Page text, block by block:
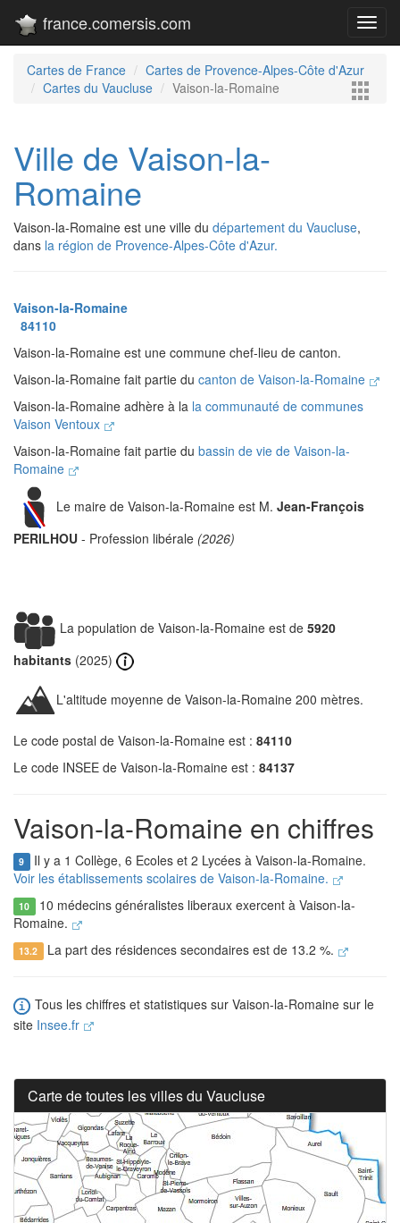
france.comersis.com
Cartes de France
Cartes de Provence-Alpes-Côte d'Azur
Cartes du Vaucluse
Vaison-la-Romaine
Ville de Vaison-la-
Romaine
Vaison-la-Romaine est une ville du département du Vaucluse,
dans la région de Provence-Alpes-Côte d'Azur.
Vaison-la-Romaine
84110
Vaison-la-Romaine est une commune chef-lieu de canton.
Vaison-la-Romaine fait partie du canton de Vaison-la-Romaine
Vaison-la-Romaine adhère à la la communauté de communes
Vaison Ventoux
Vaison-la-Romaine fait partie du bassin de vie de Vaison-la-
Romaine
Le maire de Vaison-la-Romaine est M. Jean-François
PERILHOU - Profession libérale (2026)
La population de Vaison-la-Romaine est de 5920
habitants (2025)
L'altitude moyenne de Vaison-la-Romaine 200 mètres.
Le code postal de Vaison-la-Romaine est : 84110
Le code INSEE de Vaison-la-Romaine est : 84137
Vaison-la-Romaine en chiffres
9 Il y a 1 Collège, 6 Ecoles et 2 Lycées à Vaison-la-Romaine.
Voir les établissements scolaires de Vaison-la-Romaine.
10 10 médecins généralistes liberaux exercent à Vaison-la-
Romaine.
13.2 La part des résidences secondaires est de 13.2 %.
Tous les chiffres et statistiques sur Vaison-la-Romaine sur le
site Insee.fr
Carte de toutes les villes du Vaucluse